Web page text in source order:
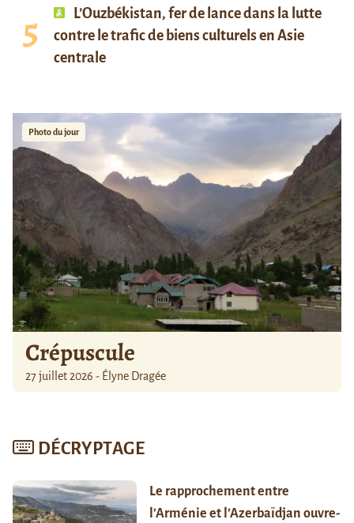
L’Ouzbékistan, fer de lance dans la lutte
contre le trafic de biens culturels en Asie
centrale
Photo du jour
Crépuscule
27 juillet 2026 - Élyne Dragée
DÉCRYPTAGE
Le rapprochement entre
l’Arménie et l’Azerbaïdjan ouvre-